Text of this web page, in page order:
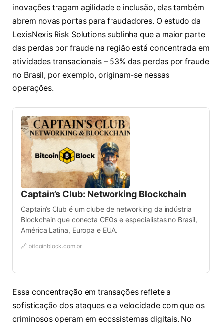
inovações tragam agilidade e inclusão, elas também
abrem novas portas para fraudadores. O estudo da
LexisNexis Risk Solutions sublinha que a maior parte
das perdas por fraude na região está concentrada em
atividades transacionais – 53% das perdas por fraude
no Brasil, por exemplo, originam-se nessas
operações.
Captain’s Club: Networking Blockchain
Captain’s Club é um clube de networking da indústria
Blockchain que conecta CEOs e especialistas no Brasil,
América Latina, Europa e EUA.
🔗 bitcoinblock.com.br
Essa concentração em transações reflete a
sofisticação dos ataques e a velocidade com que os
criminosos operam em ecossistemas digitais. No